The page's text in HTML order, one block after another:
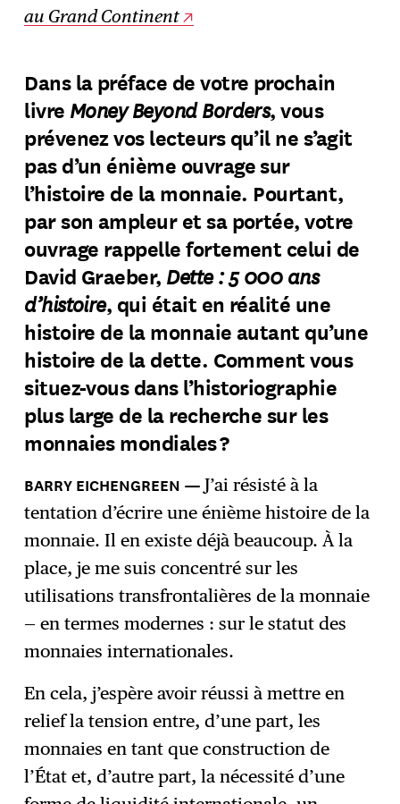
au Grand Continent
Dans la préface de votre prochain
livre Money Beyond Borders, vous
prévenez vos lecteurs qu’il ne s’agit
pas d’un énième ouvrage sur
l’histoire de la monnaie. Pourtant,
par son ampleur et sa portée, votre
ouvrage rappelle fortement celui de
David Graeber, Dette : 5 000 ans
d’histoire, qui était en réalité une
histoire de la monnaie autant qu’une
histoire de la dette. Comment vous
situez-vous dans l’historiographie
plus large de la recherche sur les
monnaies mondiales ?
J’ai résisté à la
tentation d’écrire une énième histoire de la
monnaie. Il en existe déjà beaucoup. À la
place, je me suis concentré sur les
utilisations transfrontalières de la monnaie
— en termes modernes : sur le statut des
monnaies internationales.
En cela, j’espère avoir réussi à mettre en
relief la tension entre, d’une part, les
monnaies en tant que construction de
l’État et, d’autre part, la nécessité d’une